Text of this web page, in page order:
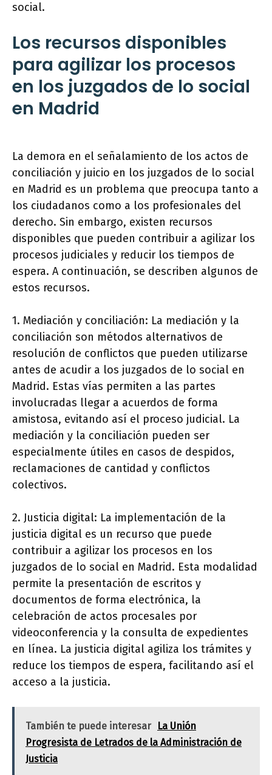
social.
Los recursos disponibles
para agilizar los procesos
en los juzgados de lo social
en Madrid
La demora en el señalamiento de los actos de
conciliación y juicio en los juzgados de lo social
en Madrid es un problema que preocupa tanto a
los ciudadanos como a los profesionales del
derecho. Sin embargo, existen recursos
disponibles que pueden contribuir a agilizar los
procesos judiciales y reducir los tiempos de
espera. A continuación, se describen algunos de
estos recursos.
1. Mediación y conciliación: La mediación y la
conciliación son métodos alternativos de
resolución de conflictos que pueden utilizarse
antes de acudir a los juzgados de lo social en
Madrid. Estas vías permiten a las partes
involucradas llegar a acuerdos de forma
amistosa, evitando así el proceso judicial. La
mediación y la conciliación pueden ser
especialmente útiles en casos de despidos,
reclamaciones de cantidad y conflictos
colectivos.
2. Justicia digital: La implementación de la
justicia digital es un recurso que puede
contribuir a agilizar los procesos en los
juzgados de lo social en Madrid. Esta modalidad
permite la presentación de escritos y
documentos de forma electrónica, la
celebración de actos procesales por
videoconferencia y la consulta de expedientes
en línea. La justicia digital agiliza los trámites y
reduce los tiempos de espera, facilitando así el
acceso a la justicia.
También te puede interesar
La Unión
Progresista de Letrados de la Administración de
Justicia